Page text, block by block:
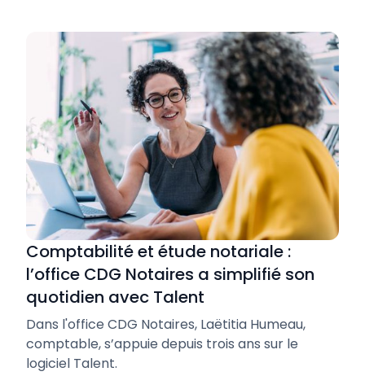
Comptabilité et étude notariale :
l’office CDG Notaires a simplifié son
quotidien avec Talent
Dans l'office CDG Notaires, Laëtitia Humeau,
comptable, s’appuie depuis trois ans sur le
logiciel Talent.